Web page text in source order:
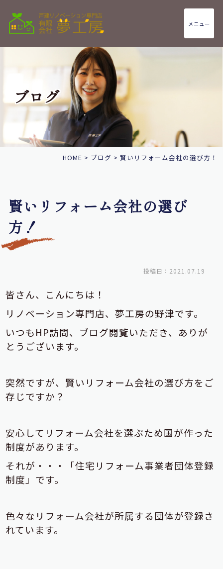
メニュー
ブログ
HOME > ブログ > 賢いリフォーム会社の選び方！
賢いリフォーム会社の選び
方！
投稿日：2021.07.19
皆さん、こんにちは！
リノベーション専門店、夢工房の野津です。
いつもHP訪問、ブログ閲覧いただき、ありが
とうございます。
突然ですが、賢いリフォーム会社の選び方をご
存じですか？
安心してリフォーム会社を選ぶため国が作った
制度があります。
それが・・・「住宅リフォーム事業者団体登録
制度」です。
色々なリフォーム会社が所属する団体が登録さ
れています。